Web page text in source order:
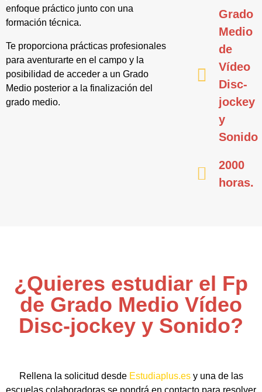
enfoque práctico junto con una
formación técnica.
Te proporciona prácticas profesionales
para aventurarte en el campo y la
posibilidad de acceder a un Grado
Medio posterior a la finalización del
grado medio.
Grado
Medio
de
Vídeo
Disc-
jockey
y
Sonido
2000
horas.
¿Quieres estudiar el Fp
de Grado Medio Vídeo
Disc-jockey y Sonido?
Rellena la solicitud desde Estudiaplus.esy una de las
escuelas colaboradoras se pondrá en contacto para resolver